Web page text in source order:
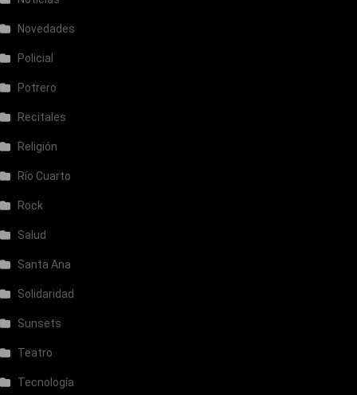
Novedades
Policial
Potrero
Recitales
Religión
Río Cuarto
Rock
Salud
Santa Ana
Solidaridad
Sunsets
Teatro
Tecnología